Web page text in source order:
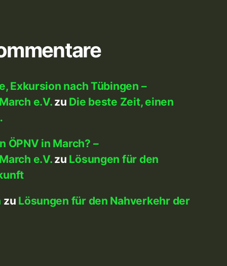
Exkursion nach Tübingen –
e.V.zu Die beste Zeit, einen
ÖPNV in March? –
e.V.zu Lösungen für den
zu Lösungen für den Nahverkehr der